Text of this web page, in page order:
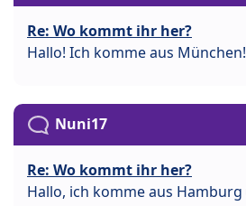
Re: Wo kommt ihr her?
Hallo! Ich komme aus München!
Nuni17
Re: Wo kommt ihr her?
Hallo, ich komme aus Hamburg